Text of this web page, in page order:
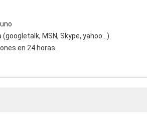
MSN, Skype, yahoo…).
en 24 horas.